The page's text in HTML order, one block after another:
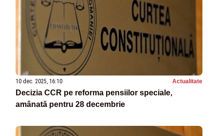
10 dec. 2025, 16:10 Actualitate
Decizia CCR pe reforma pensiilor speciale,
amânată pentru 28 decembrie